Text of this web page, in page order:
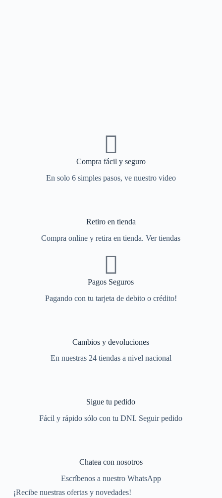
Compra fácil y seguro
En solo 6 simples pasos, ve nuestro video
Retiro en tienda
Compra online y retira en tienda. Ver tiendas
Pagos Seguros
Pagando con tu tarjeta de debito o crédito!
Cambios y devoluciones
En nuestras 24 tiendas a nivel nacional
Sigue tu pedido
Fácil y rápido sólo con tu DNI. Seguir pedido
Chatea con nosotros
Escríbenos a nuestro WhatsApp
¡Recibe nuestras ofertas y novedades!